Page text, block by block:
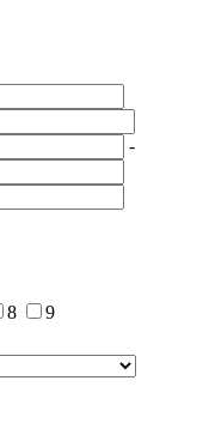
-
8
9